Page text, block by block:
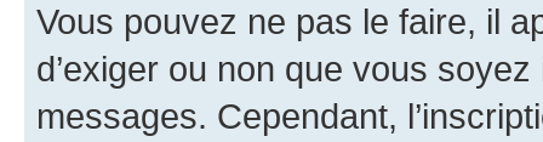
Vous pouvez ne pas le faire, il
d’exiger ou non que vous
messages. Cependant,